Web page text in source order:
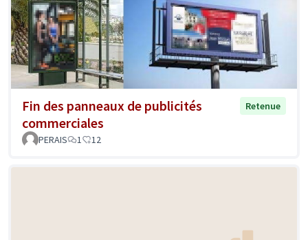
Fin des panneaux de publicités
commerciales
Retenue
PERAIS 1 12